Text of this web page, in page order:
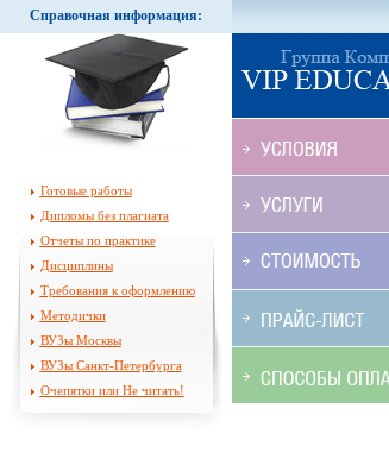
Справочная информация:
Готовые работы
Дипломы без плагиата
Отчеты по практике
Дисциплины
Требования к оформлению
Методички
ВУЗы Москвы
ВУЗы Санкт-Петербурга
Очепятки или Не читать!